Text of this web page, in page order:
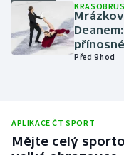
Parasport
Plavání
Ragby
Rychlobruslení
přínosné
Před 9 hod
APLIKACE ČT SPORT
Mějte celý